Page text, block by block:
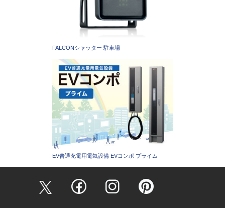
FALCONシャッター 駐車場
EV普通充電用電気設備 EVコンポ プライム